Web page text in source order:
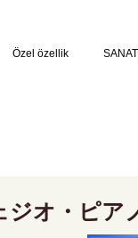
Özel özellik
オ・ピア